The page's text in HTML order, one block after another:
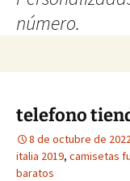
número.
telefono
8 de octubre de
italia 2019, camisetas
baratos